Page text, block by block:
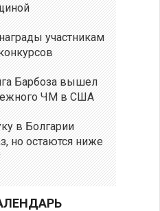
участникам
Барбоза вышел
ЧМ в США
в Болгарии
но остаются ниже